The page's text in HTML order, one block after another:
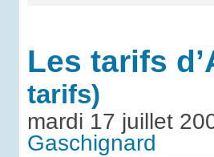
Les tarifs
tarifs)
mardi 17 juillet
Gaschignard